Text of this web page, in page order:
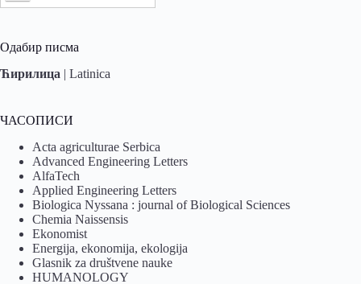
Одабир писма
Ћирилица | Latinica
ЧАСОПИСИ
Acta agriculturae Serbica
Advanced Engineering Letters
AlfaTech
Applied Engineering Letters
Biologica Nyssana : journal of Biological Sciences
Chemia Naissensis
Ekonomist
Energija, ekonomija, ekologija
Glasnik za društvene nauke
HUMANOLOGY